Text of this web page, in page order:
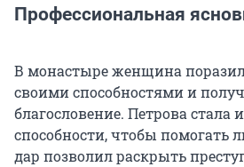
Профессиональная
В монастыре женщина
своими способностями и
благословение. Петрова стала
способности, чтобы
дар позволил раскрыть